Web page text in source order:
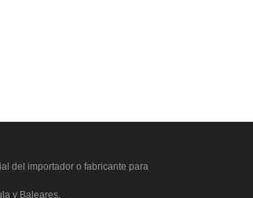
del importador o fabricante para
y Baleares.